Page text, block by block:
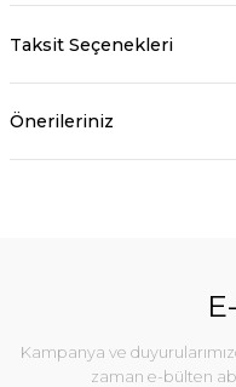
Taksit Seçenekleri
Önerileriniz
Kampanya ve
zaman e-bülten